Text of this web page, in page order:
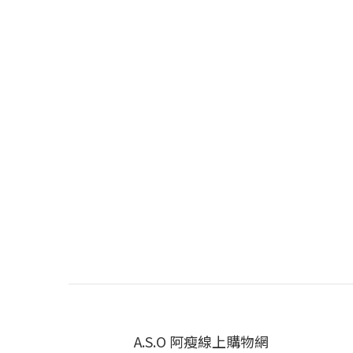
A.S.O 阿瘦線上購物網